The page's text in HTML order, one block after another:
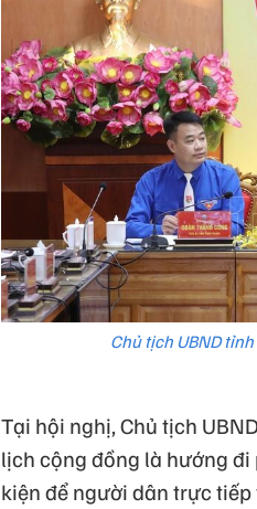
Chủ tịch UBND
Tại hội nghị, Chủ tịch
lịch cộng đồng là hướng
kiện để người dân trực